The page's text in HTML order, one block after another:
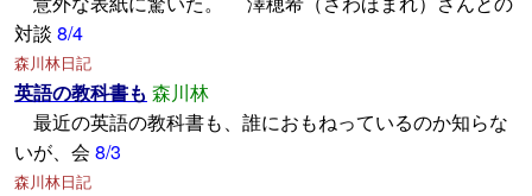
対談 8/4
森川林日記
英語の教科書も 森川林
最近の英語の教科書も、誰におもねっているのか知らな
いが、会 8/3
森川林日記